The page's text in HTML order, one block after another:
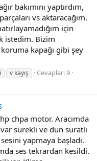
bakımını yaptırdım,
vs aktaracağım.
için
istedim. Bizim
kapağı gibi şey
v kayış
Cevaplar: 9
chpa motor. Aracımda
sürekli ve dün süratli
yapmaya başladı.
ses tekrardan kesildi.